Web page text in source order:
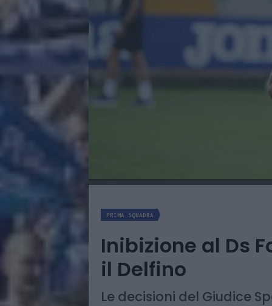
PRIMA SQUADRA
Inibizione al Ds
il Delfino
Le decisioni del Giudice